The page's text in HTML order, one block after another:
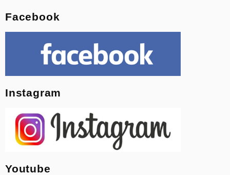
Facebook
Instagram
Youtube